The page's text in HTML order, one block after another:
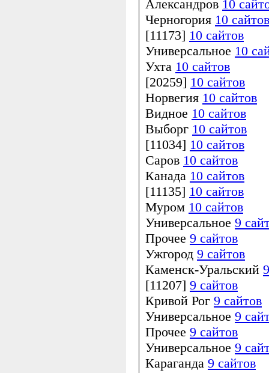
Александров 10
Черногория 10 сайтов
[11173] 10 сайтов
Универсальное 10
Ухта 10 сайтов
[20259] 10 сайтов
Норвегия 10 сайтов
Видное 10 сайтов
Выборг 10 сайтов
[11034] 10 сайтов
Саров 10 сайтов
Канада 10 сайтов
[11135] 10 сайтов
Муром 10 сайтов
Универсальное 9
Прочее 9 сайтов
Ужгород 9 сайтов
Каменск-Уральский
[11207] 9 сайтов
Кривой Рог 9 сайтов
Универсальное 9
Прочее 9 сайтов
Универсальное 9
Караганда 9 сайтов